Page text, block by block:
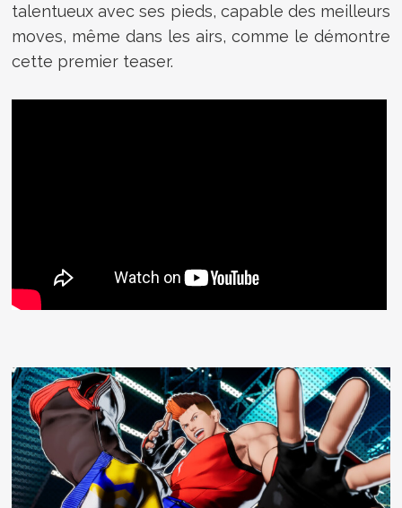
talentueux avec ses pieds, capable des meilleurs
moves, même dans les airs, comme le démontre
cette premier teaser.